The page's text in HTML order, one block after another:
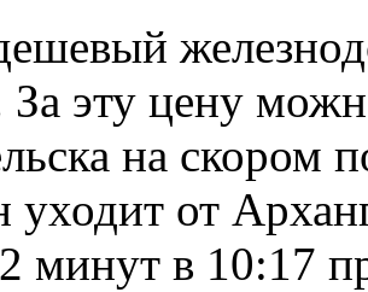
За эту цену
на скором
от
минут в 10:17